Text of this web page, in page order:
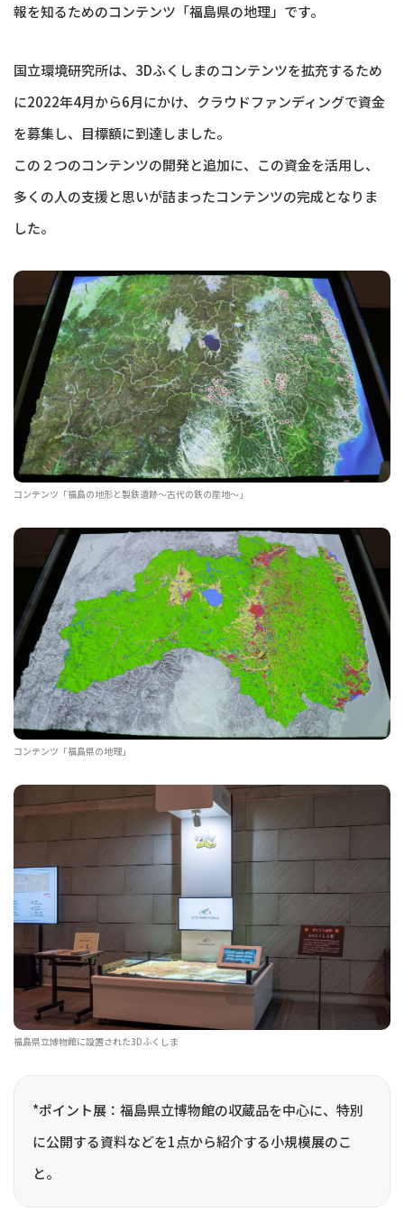
報を知るためのコンテンツ「福島県の地理」です。
国立環境研究所は、3Dふくしまのコンテンツを拡充するため
に2022年4月から6月にかけ、クラウドファンディングで資金
を募集し、目標額に到達しました。
この２つのコンテンツの開発と追加に、この資金を活用し、
多くの人の支援と思いが詰まったコンテンツの完成となりま
した。
コンテンツ「福島の地形と製鉄遺跡～古代の鉄の産地～」
コンテンツ「福島県の地理」
福島県立博物館に設置された3Dふくしま
*ポイント展：福島県立博物館の収蔵品を中心に、特別
に公開する資料などを1点から紹介する小規模展のこ
と。